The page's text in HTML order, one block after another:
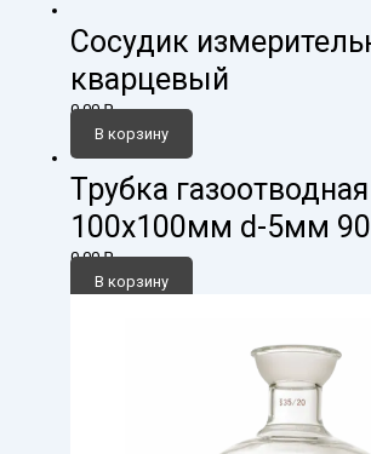
Сосудик
кварцевый
0,00₽
В корзину
Трубка газоотводная
100х100мм d-5мм
0,00₽
В корзину